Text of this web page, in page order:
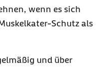
wenn es sich
Schutz als
und über